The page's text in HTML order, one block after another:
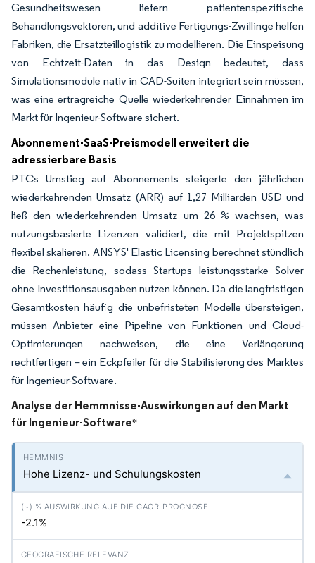
Gesundheitswesen liefern patientenspezifische
Behandlungsvektoren, und additive Fertigungs-Zwillinge helfen
Fabriken, die Ersatzteillogistik zu modellieren. Die Einspeisung
von Echtzeit-Daten in das Design bedeutet, dass
Simulationsmodule nativ in CAD-Suiten integriert sein müssen,
was eine ertragreiche Quelle wiederkehrender Einnahmen im
Markt für Ingenieur-Software sichert.
Abonnement-SaaS-Preismodell erweitert die
adressierbare Basis
PTCs Umstieg auf Abonnements steigerte den jährlichen
wiederkehrenden Umsatz (ARR) auf 1,27 Milliarden USD und
ließ den wiederkehrenden Umsatz um 26 % wachsen, was
nutzungsbasierte Lizenzen validiert, die mit Projektspitzen
flexibel skalieren. ANSYS' Elastic Licensing berechnet stündlich
die Rechenleistung, sodass Startups leistungsstarke Solver
ohne Investitionsausgaben nutzen können. Da die langfristigen
Gesamtkosten häufig die unbefristeten Modelle übersteigen,
müssen Anbieter eine Pipeline von Funktionen und Cloud-
Optimierungen nachweisen, die eine Verlängerung
rechtfertigen – ein Eckpfeiler für die Stabilisierung des Marktes
für Ingenieur-Software.
Analyse der Hemmnisse-Auswirkungen auf den Markt
für Ingenieur-Software*
Hohe Lizenz- und Schulungskosten
-2.1%